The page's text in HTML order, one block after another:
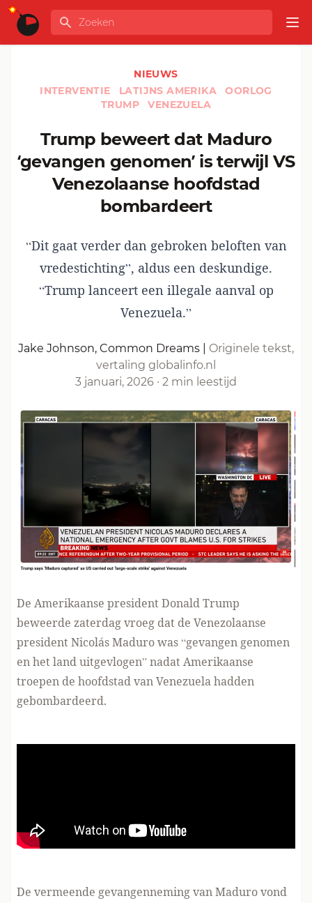
Ga naar de inhoud
GLOBALINFO
Zoeken
NIEUWS
INTERVENTIE
LATIJNS AMERIKA
OORLOG
TRUMP
VENEZUELA
Trump beweert dat Maduro
‘gevangen genomen’ is terwijl VS
Venezolaanse hoofdstad
bombardeert
“Dit gaat verder dan gebroken beloften van
vredestichting”, aldus een deskundige.
“Trump lanceert een illegale aanval op
Venezuela.”
Jake Johnson, Common Dreams
Originele tekst,
vertaling globalinfo.nl
3 januari, 2026 · 2 min leestijd
De Amerikaanse president Donald Trump
beweerde zaterdag vroeg dat de Venezolaanse
president Nicolás Maduro was “gevangen genomen
en het land uitgevlogen” nadat Amerikaanse
troepen de hoofdstad van Venezuela hadden
gebombardeerd.
De vermeende gevangenneming van Maduro vond